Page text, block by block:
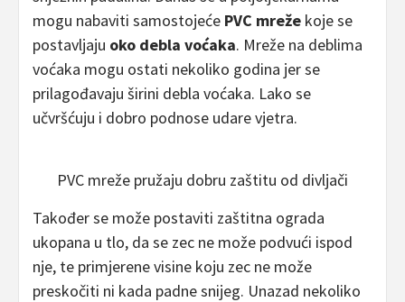
mogu nabaviti samostojeće PVC mreže koje se
postavljaju oko debla voćaka. Mreže na deblima
voćaka mogu ostati nekoliko godina jer se
prilagođavaju širini debla voćaka. Lako se
učvršćuju i dobro podnose udare vjetra.
PVC mreže pružaju dobru zaštitu od divljači
Također se može postaviti zaštitna ograda
ukopana u tlo, da se zec ne može podvući ispod
nje, te primjerene visine koju zec ne može
preskočiti ni kada padne snijeg. Unazad nekoliko